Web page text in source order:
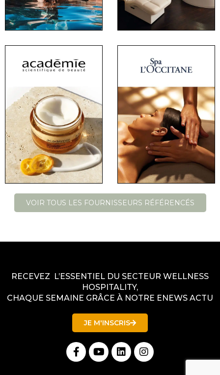
VOIR TOUS LES FOURNISSEURS RÉFÉRENCÉS
RECEVEZ L’ESSENTIEL DU SECTEUR WELLNESS
HOSPITALITY,
CHAQUE SEMAINE GRÂCE À NOTRE ENEWS ACTU
JE M'INSCRIS
F
a
Y
o
L
i
I
n